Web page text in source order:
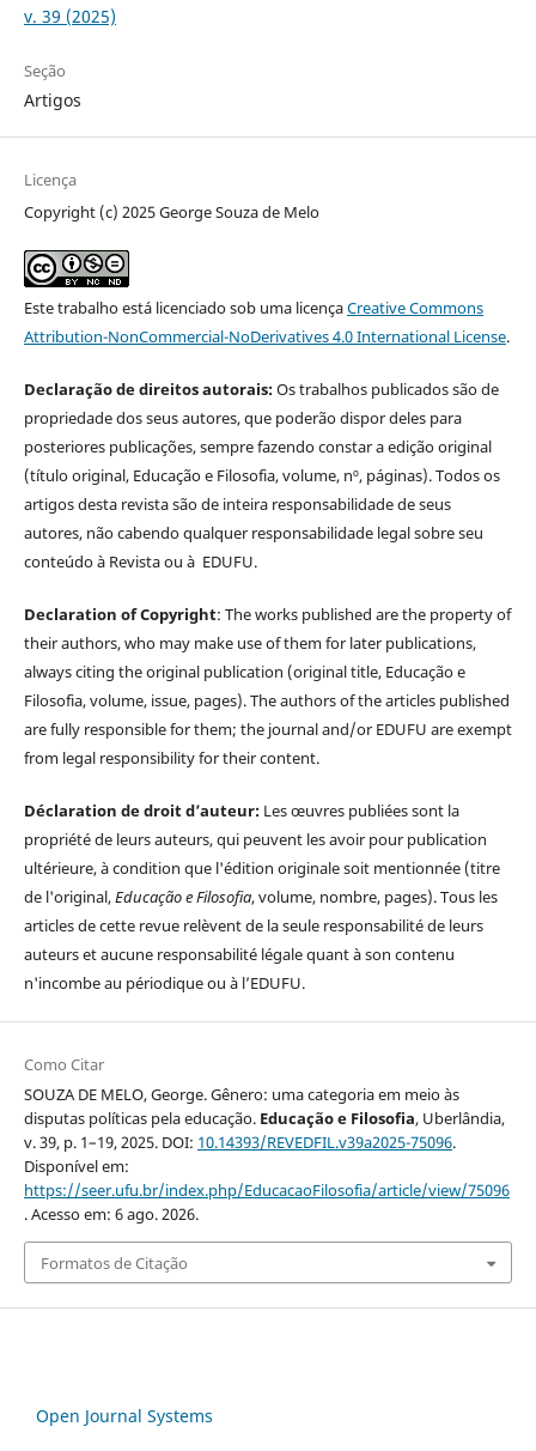
v. 39 (2025)
Seção
Artigos
Licença
Copyright (c) 2025 George Souza de Melo
Este trabalho está licenciado sob uma licençaCreative Commons
Attribution-NonCommercial-NoDerivatives 4.0 International License.
Declaração de direitos autorais:Os trabalhos publicados são de
propriedade dos seus autores, que poderão dispor deles para
posteriores publicações, sempre fazendo constar a edição original
(título original, Educação e Filosofia, volume, nº, páginas). Todos os
artigos desta revista são de inteira responsabilidade de seus
autores, não cabendo qualquer responsabilidade legal sobre seu
conteúdo à Revista ou à EDUFU.
Declaration of Copyright: The works published are the property of
their authors, who may make use of them for later publications,
always citing the original publication (original title, Educação e
Filosofia, volume, issue, pages). The authors of the articles published
are fully responsible for them; the journal and/or EDUFU are exempt
from legal responsibility for their content.
Déclaration de droit d’auteur: Les œuvres publiées sont la
propriété de leurs auteurs, qui peuvent les avoir pour publication
ultérieure, à condition que l'édition originale soit mentionnée (titre
de l'original,Educação e Filosofia, volume, nombre, pages). Tous les
articles de cette revue relèvent de la seule responsabilité de leurs
auteurs et aucune responsabilité légale quant à son contenu
n'incombe au périodique ou à l’EDUFU.
Como Citar
SOUZA DE MELO, George. Gênero: uma categoria em meio às
disputas políticas pela educação. Educação e Filosofia, Uberlândia,
v. 39, p. 1–19, 2025. DOI: 10.14393/REVEDFIL.v39a2025-75096.
Disponível em:
https://seer.ufu.br/index.php/EducacaoFilosofia/article/view/75096
. Acesso em: 6 ago. 2026.
Formatos de Citação
Open Journal Systems